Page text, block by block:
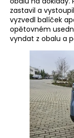
zastavil a
vyzvedl balíček
opětovném
vyndat z obalu a